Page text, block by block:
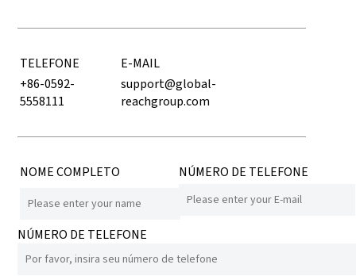
TELEFONE
E-MAIL
+86-0592-
5558111
support@global-
reachgroup.com
NOME COMPLETO NÚMERO DE TELEFONE
NÚMERO DE TELEFONE